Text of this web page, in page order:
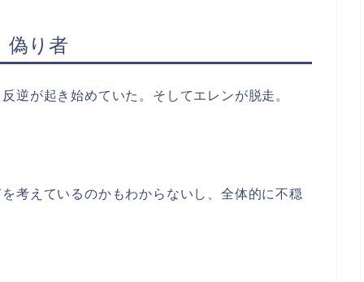
り者
逆が起き始めていた。そしてエレンが脱走。
考えているのかもわからないし、全体的に不穏